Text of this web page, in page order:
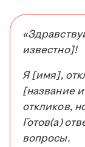
известно]!
Я [имя],
[название
откликов,
Готов(а)
вопросы.